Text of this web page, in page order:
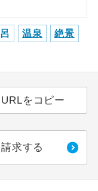
温泉 絶景
URLをコピー
求する
ただけるコースで
に制限があるコース
なので、ご出発の計
。
を2席利⽤できま